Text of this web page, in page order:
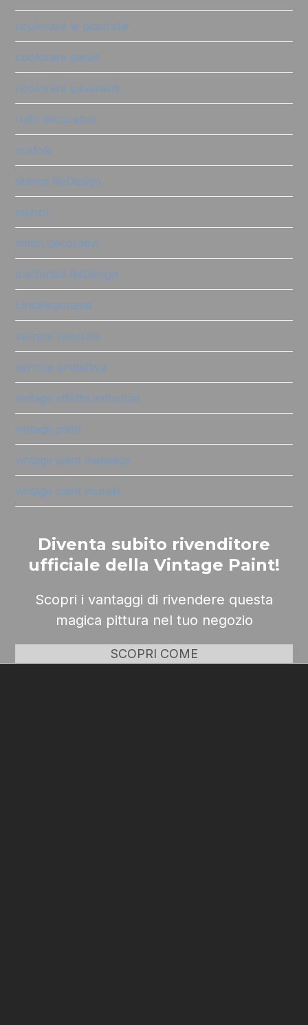
ricolorare le piastrelle
ricolorare pareti
ricolorare pavimenti
rullo decorativo
scatole
stampi ReDesign
stencil
timbri decorativi
trasferibili ReDesign
Uncategorized
vernice naturale
vernice protettiva
vintage effetto industrial
vintage paint
vintage paint metallica
vintage paint murale
Diventa subito rivenditore
ufficiale della Vintage Paint!
Scopri i vantaggi di rivendere questa
magica pittura nel tuo negozio
SCOPRI COME